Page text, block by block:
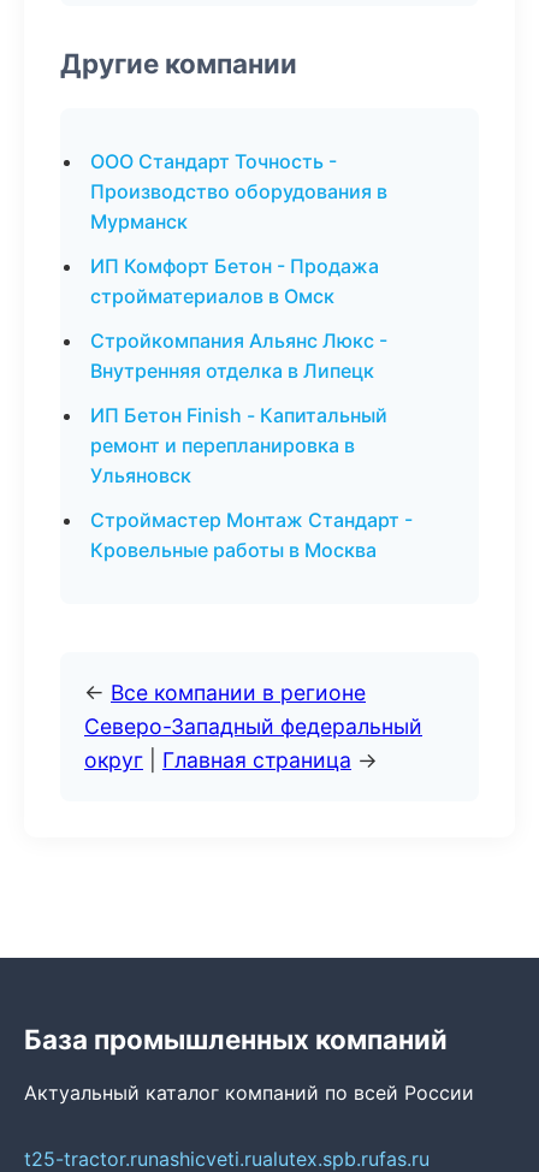
Другие компании
ООО Стандарт Точность -
Производство оборудования в
Мурманск
ИП Комфорт Бетон - Продажа
стройматериалов в Омск
Стройкомпания Альянс Люкс -
Внутренняя отделка в Липецк
ИП Бетон Finish - Капитальный
ремонт и перепланировка в
Ульяновск
Строймастер Монтаж Стандарт -
Кровельные работы в Москва
← Все компании в регионе
Северо-Западный федеральный
округ
Главная страница →
База промышленных компаний
Актуальный каталог компаний по всей России
t25-tractor.runashicveti.rualutex.spb.rufas.ru